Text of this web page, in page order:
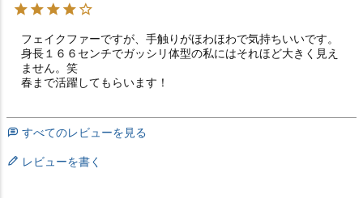
フェイクファーですが、手触りがほわほわで気持ちいいです。
身長１６６センチでガッシリ体型の私にはそれほど大きく見え
ません。笑
春まで活躍してもらいます！
すべてのレビューを見る
レビューを書く